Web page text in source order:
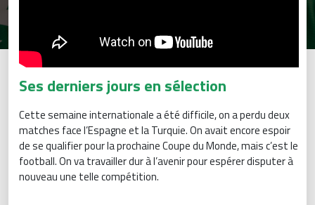
Ses derniers jours en sélection
Cette semaine internationale a été difficile, on a perdu deux
matches face l’Espagne et la Turquie. On avait encore espoir
de se qualifier pour la prochaine Coupe du Monde, mais c’est le
football. On va travailler dur à l’avenir pour espérer disputer à
nouveau une telle compétition.